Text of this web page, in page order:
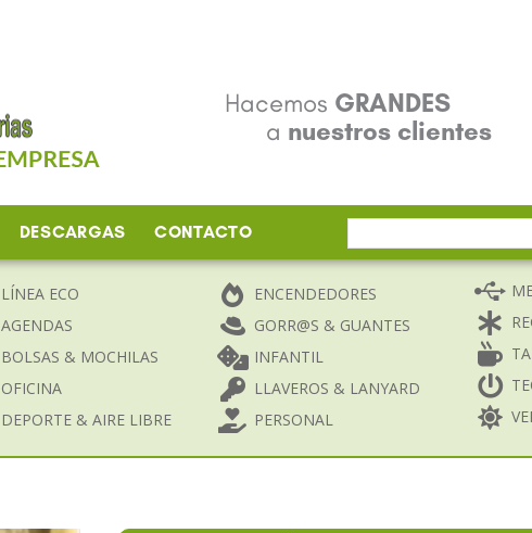
Hacemos GRANDES
a nuestros clientes
DESCARGAS CONTACTO
por:
LÍNEA ECO
AGENDAS
BOLSAS & MOCHILAS
OFICINA
DEPORTE & AIRE LIBRE
ENCENDEDORES
GORR@S & GUANTES
INFANTIL
LLAVEROS & LANYARD
PERSONAL